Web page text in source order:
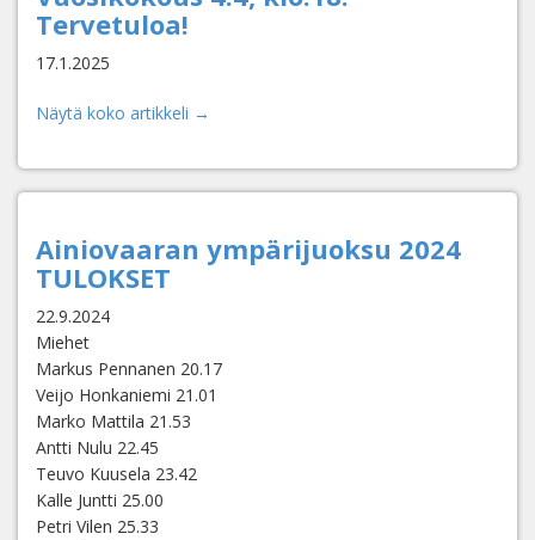
Tervetuloa!
17.1.2025
Näytä koko artikkeli →
Ainiovaaran ympärijuoksu 2024
TULOKSET
22.9.2024
Miehet
Markus Pennanen 20.17
Veijo Honkaniemi 21.01
Marko Mattila 21.53
Antti Nulu 22.45
Teuvo Kuusela 23.42
Kalle Juntti 25.00
Petri Vilen 25.33